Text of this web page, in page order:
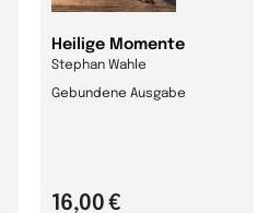
Heilige Momente
Stephan Wahle
Gebundene Ausgabe
16,00 €